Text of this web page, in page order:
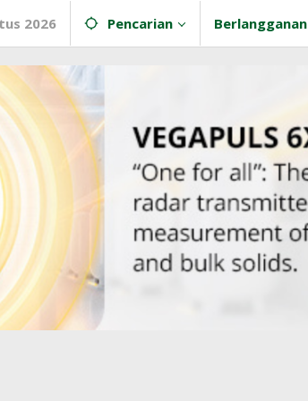
2026 Pencarian Berlangganan